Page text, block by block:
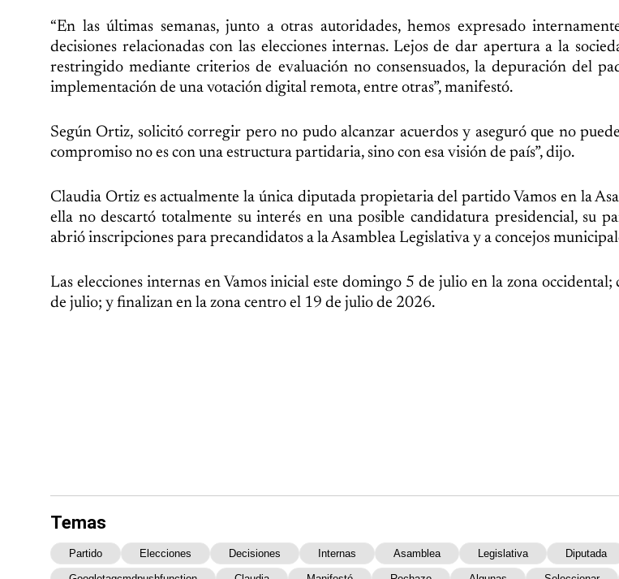
“En las últimas semanas, junto a otras autoridades, hemos expresado
decisiones relacionadas con las elecciones internas. Lejos de dar apertura a la
restringido mediante criterios de evaluación no consensuados, la depuración del
implementación de una votación digital remota, entre otras”, manifestó.
Según Ortiz, solicitó corregir pero no pudo alcanzar acuerdos y aseguró que no
compromiso no es con una estructura partidaria, sino con esa visión de país”, dijo.
Claudia Ortiz es actualmente la única diputada propietaria del partido Vamos en la
ella no descartó totalmente su interés en una posible candidatura presidencial, su
abrió inscripciones para precandidatos a la Asamblea Legislativa y a concejos
Las elecciones internas en Vamos inicial este domingo 5 de julio en la zona
de julio; y finalizan en la zona centro el 19 de julio de 2026.
Temas
Partido Elecciones Decisiones Internas Asamblea Legislativa Diputada